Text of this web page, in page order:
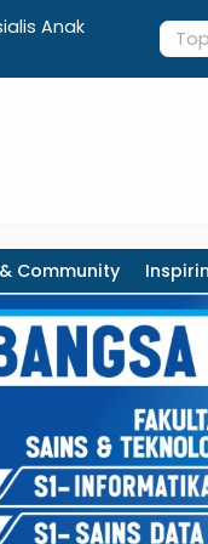
Anak
Terima
Sejarah,
Community